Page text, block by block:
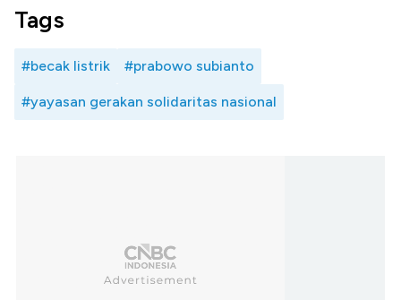
Tags
#becak listrik #prabowo subianto
#yayasan gerakan solidaritas nasional